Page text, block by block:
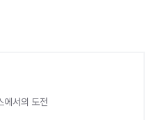
에서의 도전